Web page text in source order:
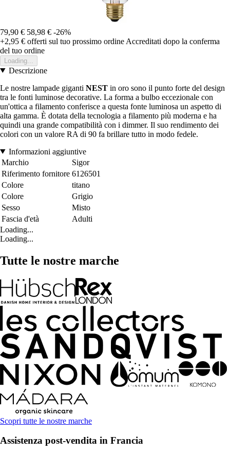
79,90 € 58,98 € -26%
+2,95 € offerti sul tuo prossimo ordine Accreditati dopo la conferma
del tuo ordine
Loading...
Descrizione
Le nostre lampade giganti NEST in oro sono il punto forte del design
tra le fonti luminose decorative. La forma a bulbo eccezionale con
un'ottica a filamento conferisce a questa fonte luminosa un aspetto di
alta gamma. È dotata della tecnologia a filamento più moderna e ha
quindi una grande compatibilità con i dimmer. Il suo rendimento dei
colori con un valore RA di 90 fa brillare tutto in modo fedele.
Informazioni aggiuntive
Marchio
Sigor
Riferimento fornitore 6126501
Colore
titano
Colore
Grigio
Sesso
Misto
Fascia d'età
Adulti
Loading...
Loading...
Tutte le nostre marche
Scopri tutte le nostre marche
Assistenza post-vendita in Francia